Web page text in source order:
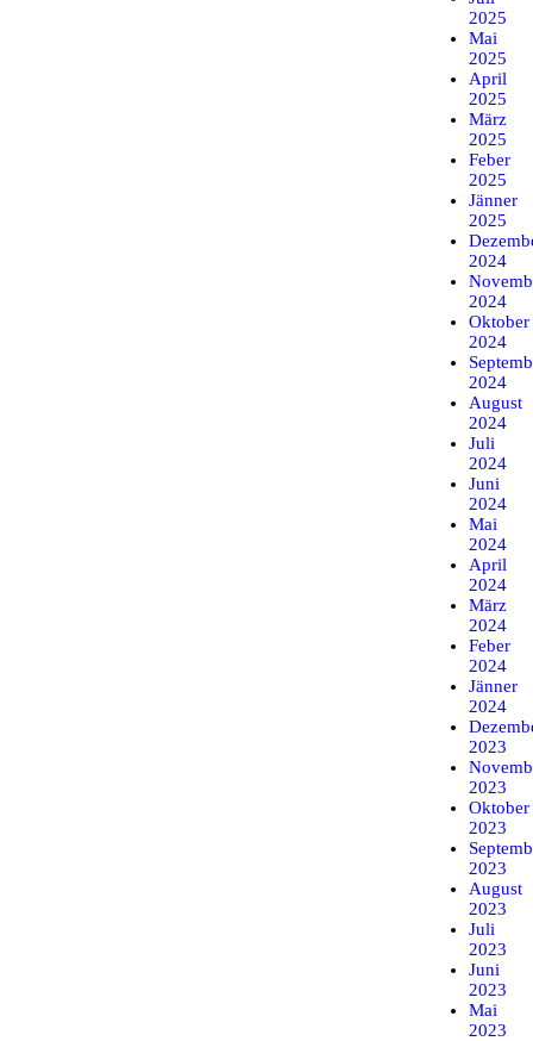
2025
Mai
2025
April
2025
März
2025
Feber
2025
Jänner
2025
2024
2024
Oktober
2024
2024
August
2024
Juli
2024
Juni
2024
Mai
2024
April
2024
März
2024
Feber
2024
Jänner
2024
2023
2023
Oktober
2023
2023
August
2023
Juli
2023
Juni
2023
Mai
2023